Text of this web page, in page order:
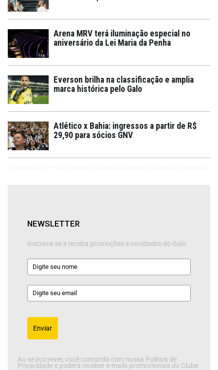
Arena MRV terá iluminação especial no
aniversário da Lei Maria da Penha
Everson brilha na classificação e amplia
marca histórica pelo Galo
Atlético x Bahia: ingressos a partir de R$
29,90 para sócios GNV
NEWSLETTER
Inscreva-se e receba promoções e novidades do Galo
Enviar
Ao se inscrever, você concorda com nossa Política de
Privacidade e poderá receber e-mails promocionais do Clube